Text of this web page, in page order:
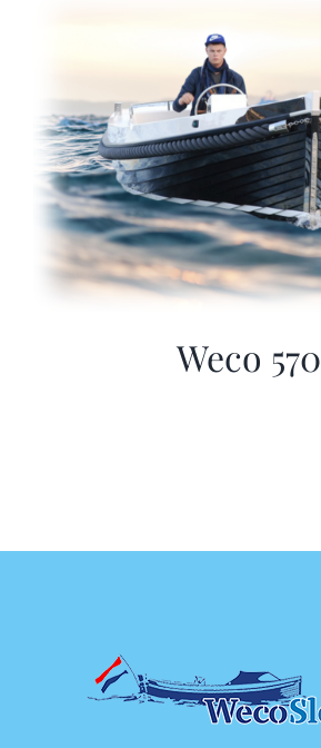
Afspraak maken
Weco 570